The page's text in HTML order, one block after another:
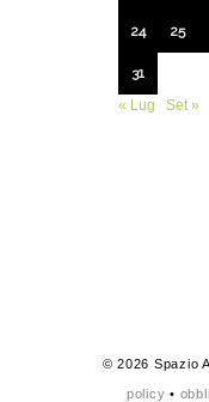
24 25
31
« Lug
Set »
© 2026 Spazio
policy •